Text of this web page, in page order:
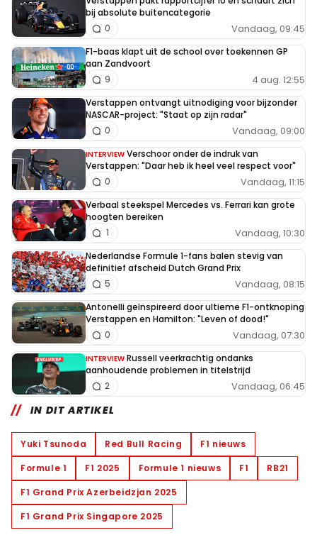
bij absolute buitencategorie
Vandaag, 09:45
0
F1-baas klapt uit de school over toekennen GP
aan Zandvoort
4 aug. 12:55
9
Verstappen ontvangt uitnodiging voor bijzonder
NASCAR-project: "Staat op zijn radar"
Vandaag, 09:00
0
INTERVIEW Verschoor onder de indruk van
Verstappen: "Daar heb ik heel veel respect voor"
Vandaag, 11:15
0
Verbaal steekspel Mercedes vs. Ferrari kan grote
hoogten bereiken
Vandaag, 10:30
1
Nederlandse Formule 1-fans balen stevig van
definitief afscheid Dutch Grand Prix
Vandaag, 08:15
5
Antonelli geïnspireerd door ultieme F1-ontknoping
Verstappen en Hamilton: "Leven of dood!"
Vandaag, 07:30
0
INTERVIEW Russell veerkrachtig ondanks
aanhoudende problemen in titelstrijd
Vandaag, 06:45
2
IN DIT ARTIKEL
Yuki Tsunoda Red Bull Racing
F1 nieuws
Formule 1
F1 2025 Formule 1 nieuws F1
RB21
F1 Grand Prix Azerbeidzjan 2025
F1 Grand Prix Singapore 2025